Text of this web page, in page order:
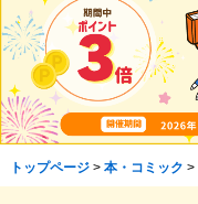
トップページ> 本・コミック >